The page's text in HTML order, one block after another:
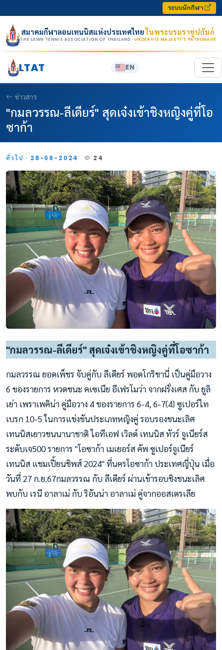
ระบบนักกีฬา
สมาคมกีฬาลอนเทนนิสแห่งประเทศไทยในพระบรมราชูปถัมภ์
THE LAWN TENNIS ASSOCIATION OF THAILAND · UNDER HIS MAJESTY’S PATRONAGE
LTAT EN
ข่าวสาร
"กมลวรรณ-ลีเดียร์" สุดเจ๋งเข้าชิงหญิงคู่ที่โอ
ซาก้า
ทั่วไป · 28-09-2024 24
"กมลวรรณ-ลีเดียร์" สุดเจ๋งเข้าชิงหญิงคู่ที่โอซาก้า
กมลวรรณ ยอดเพ็ชร จับคู่กับ ลีเดียร์ พอดโกริชานี่ เป็นคู่มือวาง
6 ของรายการ หวดชนะ คเซเนีย อีเฟรโมว่า จากฝรั่งเศส กับ ยูลิ
เย่า เพราเพคิน่า คู่มือวาง 4 ของรายการ 6-4, 6-7(4) ซูเปอร์ไท
เบรก 10-5 ในการแข่งขันประเภทหญิงคู่ รอบรองชนะเลิศ
เทนนิสเยาวชนนานาชาติ ไอทีเอฟ เวิลด์ เทนนิส ทัวร์ จูเนียร์ส
ระดับเจ500 รายการ "โอซาก้า เมเยอร์ส คัพ ซูเปอร์จูเนียร์
เทนนิส แชมเปี้ยนชิพส์ 2024" ที่นครโอซาก้า ประเทศญี่ปุ่น เมื่อ
วันที่ 27 ก.ย.67กมลวรรณ กับ ลีเดียร์ ผ่านเข้ารอบชิงชนะเลิศ
พบกับ เรนี อาลาเม่ กับ ริอันน่า อาลาเม่ คู่จากออสเตรเลีย